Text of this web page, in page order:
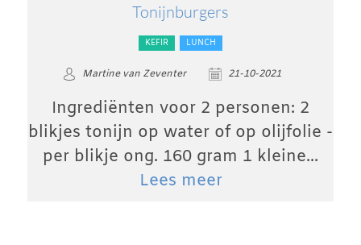
Tonijnburgers
KEFIR LUNCH
Martine van Zeventer 21-10-2021
Ingrediënten voor 2 personen: 2
blikjes tonijn op water of op olijfolie -
per blikje ong. 160 gram 1 kleine...
Lees meer